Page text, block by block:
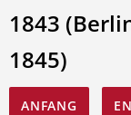
1843
1845)
ANFANG